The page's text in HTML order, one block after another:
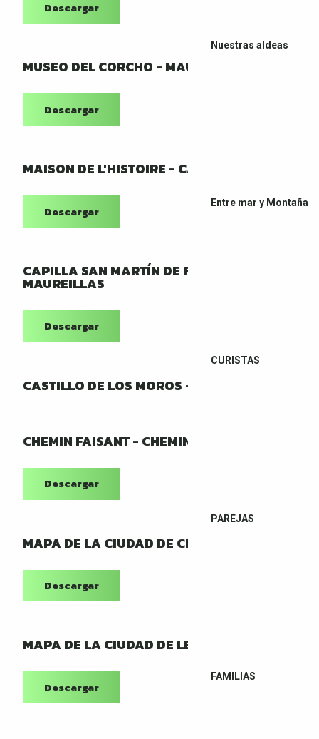
Nuestras aldeas
Entre mar y Montaña
CURISTAS
PAREJAS
FAMILIAS
Descargar
MUSEO DEL CORCHO - MAUREILLAS
Descargar
MAISON DE L'HISTOIRE - CASA DEL VOLÓ
Descargar
CAPILLA SAN MARTÍN DE FENOLLAR -
MAUREILLAS
Descargar
CASTILLO DE LOS MOROS - LES CLUSES
CHEMIN FAISANT - CHEMINS SUBLIMÉS
Descargar
MAPA DE LA CIUDAD DE CÉRET
Descargar
MAPA DE LA CIUDAD DE LE BOULOU
Descargar